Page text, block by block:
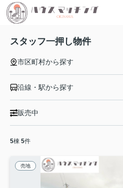
スタッフ一押し物件
市区町村から探す
沿線・駅から探す
販売中
5棟 5件
売地